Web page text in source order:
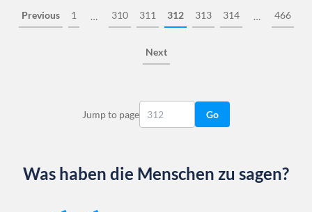
Previous 1 … 310 311 312 313 314 … 466
Next
Jump to page Go
Was haben die Menschen zu sagen?